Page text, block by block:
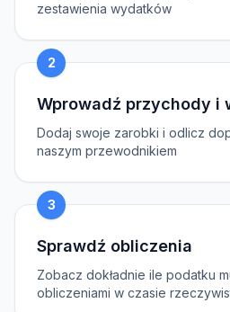
zestawienia wydatków
2
Wprowadź przychody i
Dodaj swoje zarobki i odlicz
naszym przewodnikiem
3
Sprawdź obliczenia
Zobacz dokładnie ile podatku
obliczeniami w czasie